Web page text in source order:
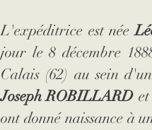
L'expéditrice est née
jour le 8 décembre
Calais (62) au sein
Joseph ROBILLARD
ont donné naissance à